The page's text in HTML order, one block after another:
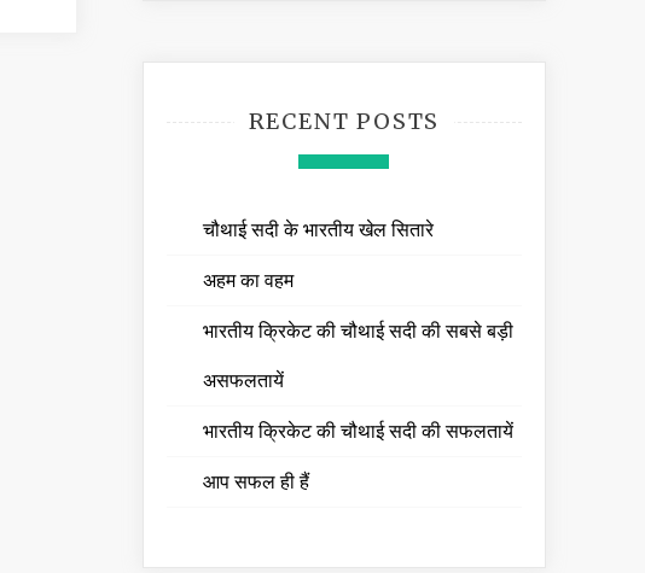
RECENT POSTS
चौथाई सदी के भारतीय खेल सितारे
अहम का वहम
भारतीय क्रिकेट की चौथाई सदी की सबसे बड़ी
असफलतायें
भारतीय क्रिकेट की चौथाई सदी की सफलतायें
आप सफल ही हैं